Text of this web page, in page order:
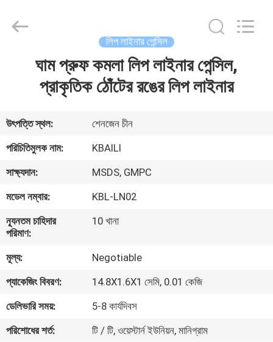
আমাদের
সম্পর্কে
কারখানা
ভ্রমণ
মান
নিয়ন্ত্রণ
যোগাযোগ
সরবরাহকারী.
Copyright
lipsglosses.com.
লিপ লাইনার পেন্সিল
ঘাম প্রুফ কমলা লিপ লাইনার পেন্সিল,
প্রাকৃতিক ঠোঁটের রঙের লিপ লাইনার
উৎপত্তি স্থল:
শেনজেন চীন
পরিচিতিমুলক নাম:
KBAILI
সাক্ষ্যদান:
MSDS, GMPC
মডেল নম্বার:
KBL-LN02
ন্যূনতম চাহিদার
পরিমাণ:
10 খানা
মূল্য:
Negotiable
প্যাকেজিং বিবরণ:
14.8X1.6X1 সেমি, 0.01 কেজি
ডেলিভারি সময়:
5-8 কার্যদিবস
পরিশোধের শর্ত:
টি / টি, ওয়েস্টার্ন ইউনিয়ন, মানিগ্রাম